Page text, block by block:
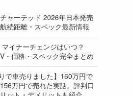
ャーテッド 2026年日本発売
続距離・スペック最新情報
イナーチェンジはいつ？
・価格・スペック完全まとめ
で車売りました】160万円で
万円で売れた実話。評判口